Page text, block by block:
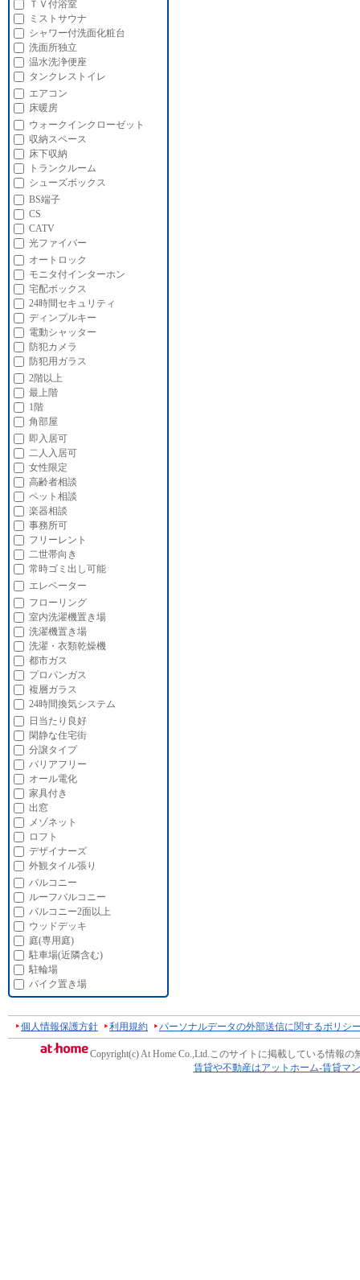
ＴＶ付浴室
ミストサウナ
シャワー付洗面化粧台
洗面所独立
温水洗浄便座
タンクレストイレ
エアコン
床暖房
ウォークインクローゼット
収納スペース
床下収納
トランクルーム
シューズボックス
BS端子
CS
CATV
光ファイバー
オートロック
モニタ付インターホン
宅配ボックス
24時間セキュリティ
ディンプルキー
電動シャッター
防犯カメラ
防犯用ガラス
2階以上
最上階
1階
角部屋
即入居可
二人入居可
女性限定
高齢者相談
ペット相談
楽器相談
事務所可
フリーレント
二世帯向き
常時ゴミ出し可能
エレベーター
フローリング
室内洗濯機置き場
洗濯機置き場
洗濯・衣類乾燥機
都市ガス
プロパンガス
複層ガラス
24時間換気システム
日当たり良好
閑静な住宅街
分譲タイプ
バリアフリー
オール電化
家具付き
出窓
メゾネット
ロフト
デザイナーズ
外観タイル張り
バルコニー
ルーフバルコニー
バルコニー2面以上
ウッドデッキ
庭(専用庭)
駐車場(近隣含む)
駐輪場
バイク置き場
個人情報保護方針 利用規約 パーソナルデータの外部送信に関するポリシ
Copyright(c) At Home Co.,Ltd.このサイトに掲載している情報の
賃貸や不動産はアットホーム-賃貸マ